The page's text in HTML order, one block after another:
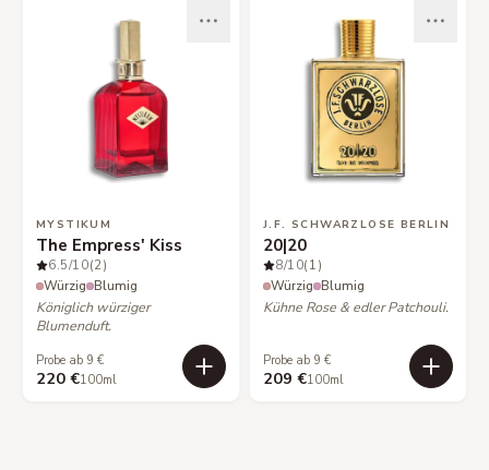
MYSTIKUM
The Empress' Kiss
6.5/10(2)
Würzig Blumig
Königlich würziger
Blumenduft.
Probe ab 9 €
220 €100ml
J.F. SCHWARZLOSE BERLIN
20|20
8/10(1)
Würzig Blumig
Kühne Rose & edler Patchouli.
Probe ab 9 €
209 €100ml